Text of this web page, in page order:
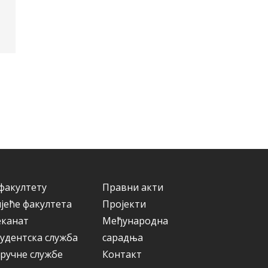
факултета
служба
службе
Правни акти
Пројекти
Међународна
сарадња
Контакт